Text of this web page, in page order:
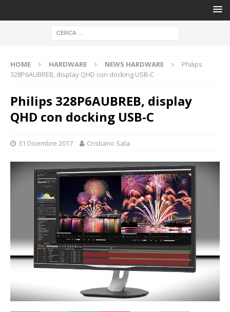
HOME HARDWARE NEWS HARDWARE
Philips
328P6AUBREB, display QHD con docking USB-C
Philips 328P6AUBREB, display
QHD con docking USB-C
31 Dicembre 2017 Cristiano Sala